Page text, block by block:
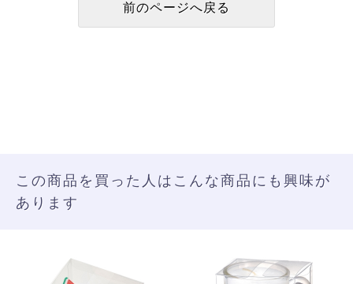
この商品を買った人はこんな商品にも興味が
あります